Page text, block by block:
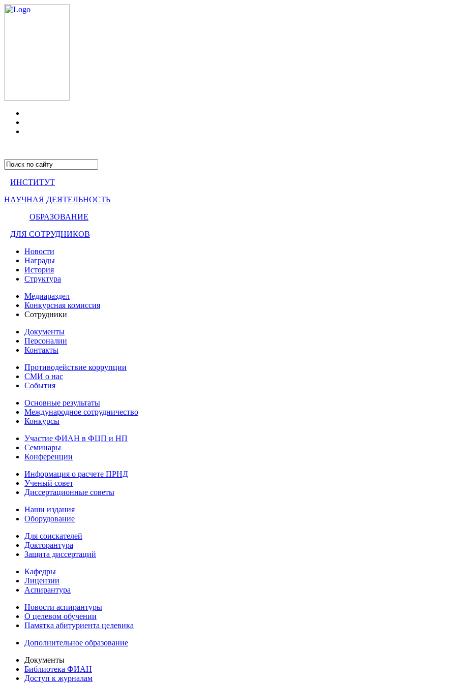
ИНСТИТУТ
НАУЧНАЯ ДЕЯТЕЛЬНОСТЬ
ОБРАЗОВАНИЕ
ДЛЯ СОТРУДНИКОВ
Новости
Награды
История
Структура
Медиараздел
Конкурсная комиссия
Сотрудники
Документы
Персоналии
Контакты
Противодействие коррупции
СМИ о нас
События
Основные результаты
Международное сотрудничество
Конкурсы
Участие ФИАН в ФЦП и НП
Семинары
Конференции
Информация о расчете ПРНД
Ученый совет
Диссертационные советы
Наши издания
Оборудование
Для соискателей
Докторантура
Защита диссертаций
Кафедры
Лицензии
Аспирантура
Новости аспирантуры
О целевом обучении
Памятка абитуриента целевика
Дополнительное образование
Документы
Библиотека ФИАН
Доступ к журналам